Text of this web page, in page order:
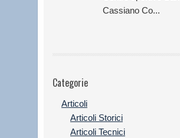
Cassiano Co...
Categorie
Articoli
Articoli Storici
Articoli Tecnici